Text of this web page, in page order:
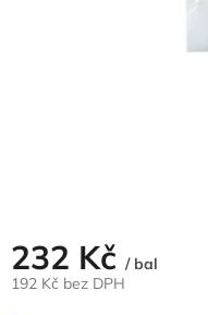
232 Kč / bal
192 Kč bez DPH